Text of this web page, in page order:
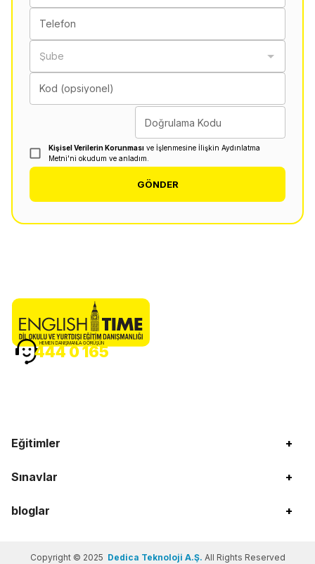
Telefon
Şube
Kod (opsiyonel)
Doğrulama Kodu
Kişisel Verilerin Korunması ve İşlenmesine İlişkin Aydınlatma
Metni'ni okudum ve anladım.
GÖNDER
Eğitimler +
Sınavlar +
bloglar +
HEMEN DANIŞMANLA GÖRÜŞÜN
444 0 165
Copyright © 2025 Dedica Teknoloji A.Ş. All Rights Reserved